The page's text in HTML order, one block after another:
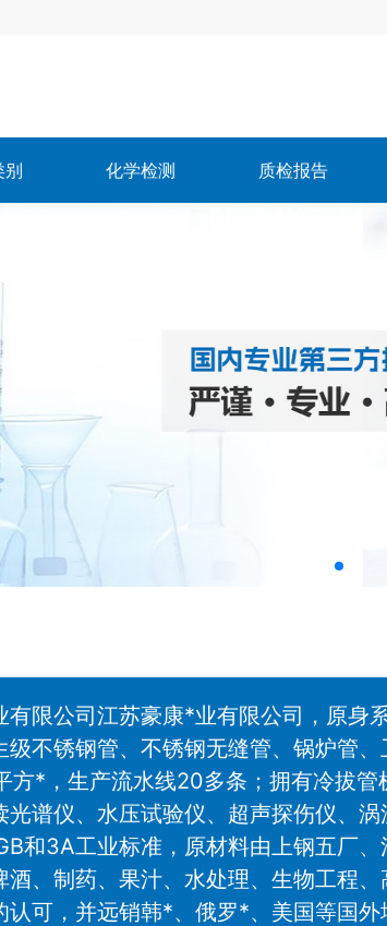
别 化学检测 质检报告
有限公司江苏豪康*业有限公司，原身
级不锈钢管、不锈钢无缝管、锅炉管
方*，生产流水线20多条；拥有冷拔
光谱仪、水压试验仪、超声探伤仪、
和3A工业标准，原材料由上钢五厂
酒、制药、果汁、水处理、生物工程
认可，并远销韩*、俄罗*、美国等国